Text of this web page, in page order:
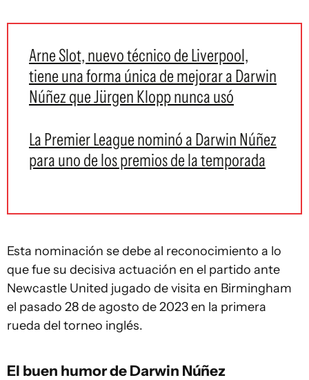
Arne Slot, nuevo técnico de Liverpool,
tiene una forma única de mejorar a Darwin
Núñez que Jürgen Klopp nunca usó
La Premier League nominó a Darwin Núñez
para uno de los premios de la temporada
Esta nominación se debe al reconocimiento a lo
que fue su decisiva actuación en el partido ante
Newcastle United jugado de visita en Birmingham
el pasado 28 de agosto de 2023 en la primera
rueda del torneo inglés.
El buen humor de Darwin Núñez